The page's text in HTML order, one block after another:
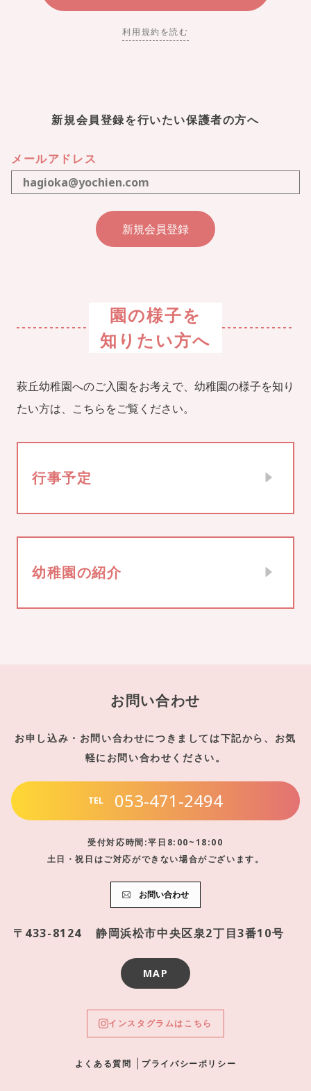
利用規約を読む
新規会員登録を行いたい保護者の方へ
メールアドレス
園の様子を
知りたい方へ
萩丘幼稚園へのご入園をお考えで、幼稚園の様子を知り
たい方は、こちらをご覧ください。
行事予定
幼稚園の紹介
お問い合わせ
お申し込み・お問い合わせにつきましては下記から、お気
軽にお問い合わせください。
TEL 053-471-2494
受付対応時間:平日8:00~18:00
土日・祝日はご対応ができない場合がございます。
お問い合わせ
〒433-8124 静岡浜松市中央区泉2丁目3番10号
MAP
インスタグラムはこちら
よくある質問 プライバシーポリシー